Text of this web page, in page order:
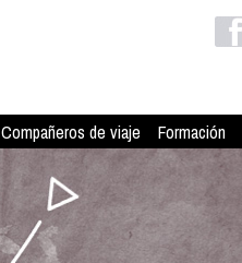
Compañeros de viaje Formación